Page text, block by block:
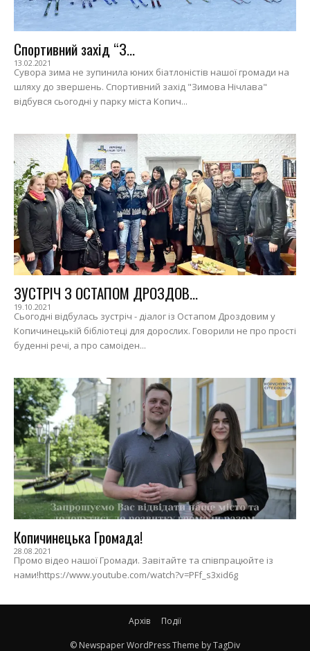
Спортивний захід “З...
13.02.2021
Сувора зима не зупинила юних біатлоністів нашої громади на
шляху до звершень. Спортивний захід "Зимова Нічлава"
відбувся сьогодні у парку міста Копич...
ЗУСТРІЧ З ОСТАПОМ ДРОЗДОВ...
19.10.2021
Сьогодні відбулась зустріч - діалог із Остапом Дроздовим у
Копичинецькій бібліотеці для дорослих. Говорили не про прості
буденні речі, а про самоіден...
Копичинецька Громада!
28.08.2021
Промо відео нашої Громади. Завітайте та співпрацюйте із
нами!https://www.youtube.com/watch?v=PFf_s3xid6g
Архів Події
© Newspaper WordPress Theme by TagDiv